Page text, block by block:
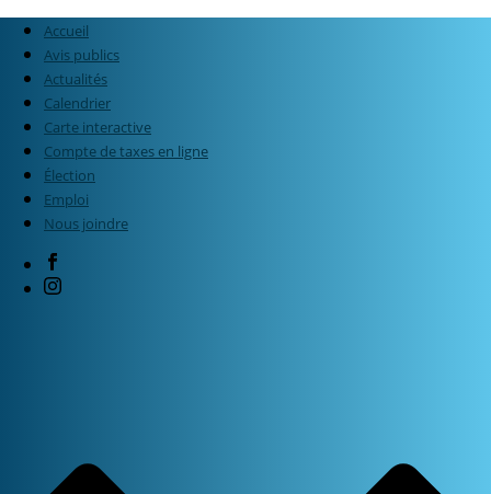
Accueil
Avis publics
Actualités
Calendrier
Carte interactive
Compte de taxes en ligne
Élection
Emploi
Nous joindre